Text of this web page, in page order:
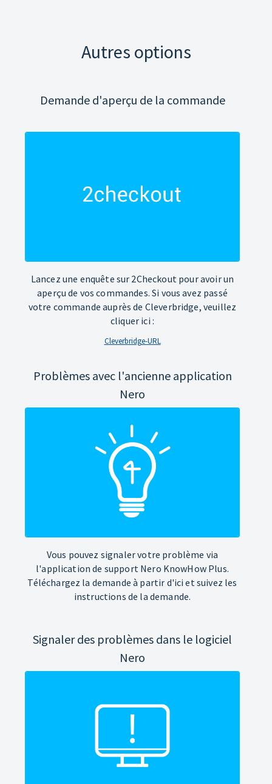
Autres options
Demande d'aperçu de la commande
Lancez une enquête sur 2Checkout pour avoir un
aperçu de vos commandes. Si vous avez passé
votre commande auprès de Cleverbridge, veuillez
cliquer ici :
Cleverbridge-URL
Problèmes avec l'ancienne application
Nero
Vous pouvez signaler votre problème via
l'application de support Nero KnowHow Plus.
Téléchargez la demande à partir d'ici et suivez les
instructions de la demande.
Signaler des problèmes dans le logiciel
Nero